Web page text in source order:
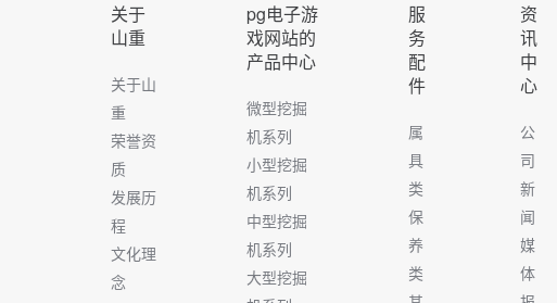
关于
山重
关于山
重
荣誉资
质
发展历
程
文化理
念
pg电子游
戏网站的
产品中心
微型挖掘
机系列
小型挖掘
机系列
中型挖掘
机系列
大型挖掘
服
务
配
件
属
具
类
保
养
类
资
讯
中
心
公
司
新
闻
媒
体